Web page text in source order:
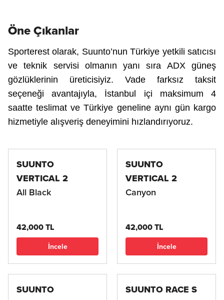
antrenmanlarınız için en üst düzey macera saati
Suunto, sporcuların vazgeçilmez yol arkadaşı Suunto
Her anınıza müzik ekleyin
sporlarda Suunto Aqua ile her anınıza müzik ekleyin
Öne Çıkanlar
Sporterest olarak, Suunto’nun Türkiye yetkili satıcısı
ve teknik servisi olmanın yanı sıra ADX güneş
gözlüklerinin üreticisiyiz. Vade farksız taksit
seçeneği avantajıyla, İstanbul içi maksimum 4
saatte teslimat ve Türkiye geneline aynı gün kargo
hizmetiyle alışveriş deneyimini hızlandırıyoruz.
SUUNTO
VERTICAL 2
All Black
42,000 TL
İncele
SUUNTO
VERTICAL 2
Canyon
42,000 TL
İncele
SUUNTO
SUUNTO RACE S